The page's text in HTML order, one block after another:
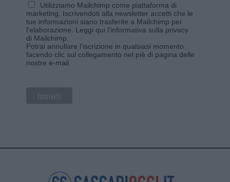
Utilizziamo Mailchimp come piattaforma di
marketing. Iscrivendoti alla newsletter accetti che le
tue informazioni siano trasferite a Mailchimp per
l'elaborazione. Leggi qui l'informativa sulla privacy
di Mailchimp
Potrai annullare l'iscrizione in qualsiasi momento
facendo clic sul collegamento nel piè di pagina delle
nostre e-mail.